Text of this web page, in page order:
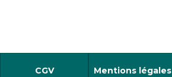
CGV Mentions légales